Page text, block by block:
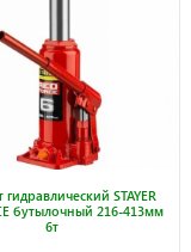
STAYER
бутылочный 216-413мм
6т